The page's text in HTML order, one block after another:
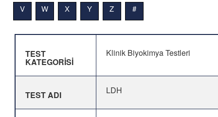
V W X Y Z #
TEST
KATEGORİSİ
Klinik Biyokimya Testleri
TEST ADI LDH